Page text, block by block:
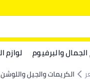
الجمال والبرفيوم لوازم
الكريمات والجيل واللوشن